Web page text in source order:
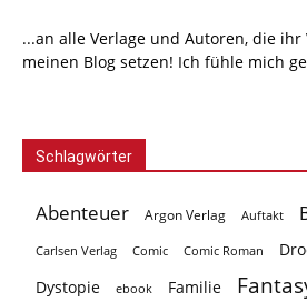
...an alle Verlage und Autoren, die
meinen Blog setzen! Ich fühle mich
Schlagwörter
Abenteuer Argon Verlag Auftakt
Carlsen Verlag Comic Comic Roman
Dystopie ebook Familie